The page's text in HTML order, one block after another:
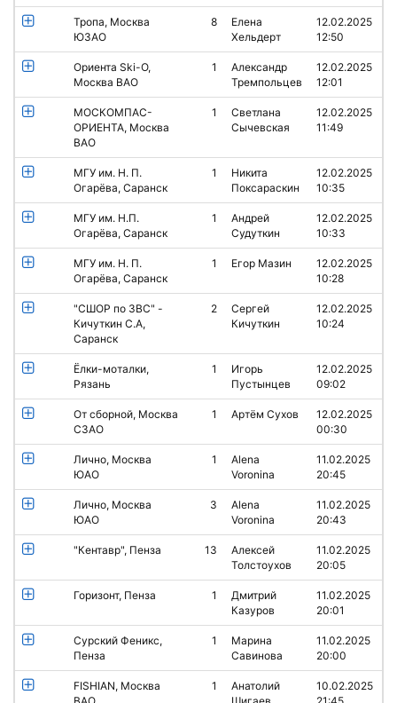
Тропа, Москва
ЮЗАО
8
Елена
Хельдерт
12.02.2025
12:50
Ориента Ski-O,
Москва ВАО
1
Александр
Тремпольцев
12.02.2025
12:01
МОСКОМПАС-
ОРИЕНТА, Москва
ВАО
1
Светлана
Сычевская
12.02.2025
11:49
МГУ им. Н. П.
Огарёва, Саранск
1
Никита
Поксараскин
12.02.2025
10:35
МГУ им. Н.П.
Огарёва, Саранск
1
Андрей
Судуткин
12.02.2025
10:33
МГУ им. Н. П.
Огарёва, Саранск
1 Егор Мазин
12.02.2025
10:28
"СШОР по ЗВС" -
Кичуткин С.А,
Саранск
2
Сергей
Кичуткин
12.02.2025
10:24
Ёлки-моталки,
Рязань
1
Игорь
Пустынцев
12.02.2025
09:02
От сборной, Москва
СЗАО
1 Артём Сухов
12.02.2025
00:30
Лично, Москва
ЮАО
1
Alena
Voronina
11.02.2025
20:45
Лично, Москва
ЮАО
3
Alena
Voronina
11.02.2025
20:43
"Кентавр", Пенза 13
Алексей
Толстоухов
11.02.2025
20:05
Горизонт, Пенза 1
Дмитрий
Казуров
11.02.2025
20:01
Сурский Феникс,
Пенза
1
Марина
Савинова
11.02.2025
20:00
FISHIAN, Москва
1
Анатолий
10.02.2025